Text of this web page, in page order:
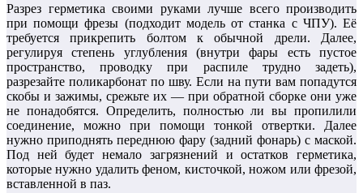
Разрез герметика своими руками лучше всего производить
при помощи фрезы (подходит модель от станка с ЧПУ). Её
требуется прикрепить болтом к обычной дрели. Далее,
регулируя степень углубления (внутри фары есть пустое
пространство, проводку при распиле трудно задеть),
разрезайте поликарбонат по шву. Если на пути вам попадутся
скобы и зажимы, срежьте их — при обратной сборке они уже
не понадобятся. Определить, полностью ли вы пропилили
соединение, можно при помощи тонкой отвертки. Далее
нужно приподнять переднюю фару (задний фонарь) с маской.
Под ней будет немало загрязнений и остатков герметика,
которые нужно удалить феном, кисточкой, ножом или фрезой,
вставленной в паз.